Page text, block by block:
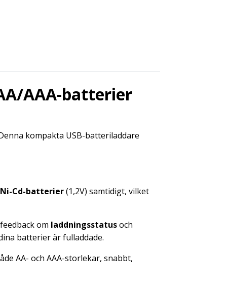
AAA-batterier
kompakta USB-batteriladdare
Ni-Cd-batterier(1,2V) samtidigt, vilket
om laddningsstatusoch
batterier är fulladdade.
AA- och AAA-storlekar, snabbt,